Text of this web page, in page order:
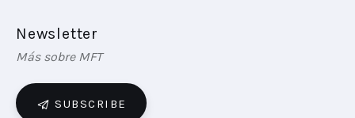
Newsletter
Más sobre MFT
SUBSCRIBE